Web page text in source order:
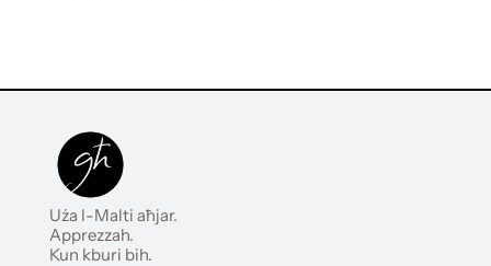
Uża l-Malti aħjar.
Apprezzah.
Kun kburi bih.